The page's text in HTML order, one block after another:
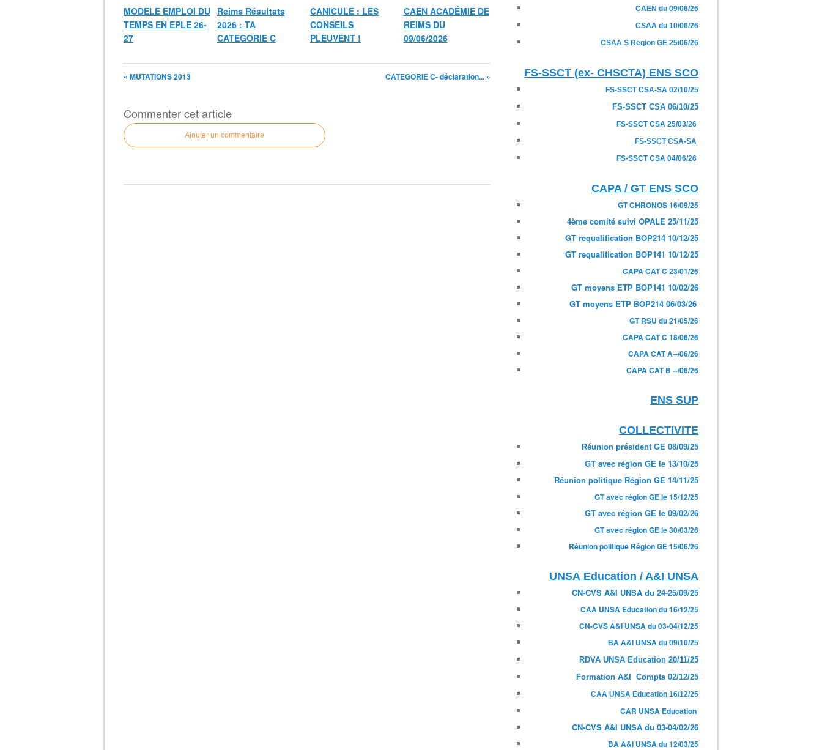
MODELE EMPLOI DU
TEMPS EN EPLE 26-
27
Reims Résultats
2026 : TA
CATEGORIE C
CANICULE : LES
CONSEILS
PLEUVENT !
CAEN ACADÉMIE DE
REIMS DU
09/06/2026
« MUTATIONS 2013 CATEGORIE C- déclaration... »
Commenter cet article
Ajouter un commentaire
CAEN du 09/06/26
CSAA du 10/06/26
CSAA S Region GE 25/06/26
FS-SSCT (ex- CHSCTA) ENS SCO
FS-SSCT CSA-SA 02/10/25
FS-SSCT CSA 06/10/25
FS-SSCT CSA 25/03/26
FS-SSCT CSA-SA
FS-SSCT CSA 04/06/26
CAPA / GT ENS SCO
GT CHRONOS 16/09/25
4ème comité suivi OPALE 25/11/25
GT requalification BOP214 10/12/25
GT requalification BOP141 10/12/25
CAPA CAT C 23/01/26
GT moyens ETP BOP141 10/02/26
GT moyens ETP BOP214 06/03/26
GT RSU du 21/05/26
CAPA CAT C 18/06/26
CAPA CAT A--/06/26
CAPA CAT B --/06/26
ENS SUP
COLLECTIVITE
Réunion président GE 08/09/25
GT avec région GE le 13/10/25
Réunion politique Région GE 14/11/25
GT avec région GE le 15/12/25
GT avec région GE le 09/02/26
GT avec région GE le 30/03/26
Réunion politique Région GE 15/06/26
UNSA Education / A&I UNSA
CN-CVS A&I UNSA du 24-25/09/25
CAA UNSA Education du 16/12/25
CN-CVS A&I UNSA du 03-04/12/25
BA A&I UNSA du 09/10/25
RDVA UNSA Education 20/11/25
Formation A&I Compta 02/12/25
CAA UNSA Education 16/12/25
CAR UNSA Education
CN-CVS A&I UNSA du 03-04/02/26
BA A&I UNSA du 12/03/25